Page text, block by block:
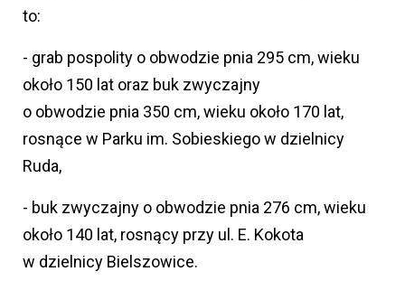
to:
- grab pospolity o obwodzie pnia 295 cm, wieku
około 150 lat oraz buk zwyczajny
o obwodzie pnia 350 cm, wieku około 170 lat,
rosnące w Parku im. Sobieskiego w dzielnicy
Ruda,
- buk zwyczajny o obwodzie pnia 276 cm, wieku
około 140 lat, rosnący przy ul. E. Kokota
w dzielnicy Bielszowice.